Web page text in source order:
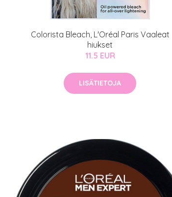
Colorista Bleach, L'Oréal Paris Vaaleat
hiukset
11.5 EUR
LISÄTIETOJA